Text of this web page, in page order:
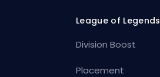
League of Legends
Division Boost
Placement